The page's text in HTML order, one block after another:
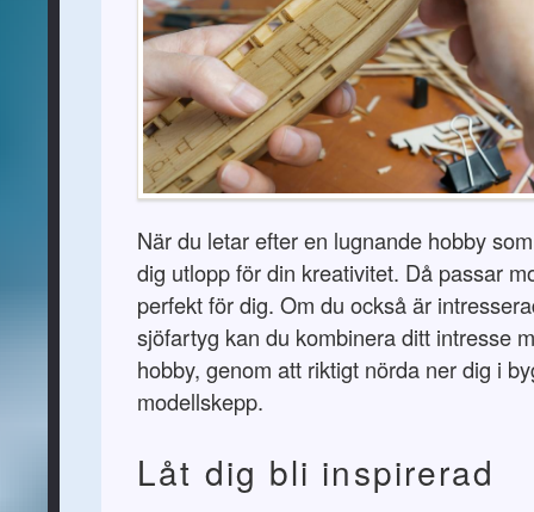
När du letar efter en lugnande hobby
dig utlopp för din kreativitet. Då passar
perfekt för dig. Om du också är
sjöfartyg kan du kombinera ditt intresse
hobby, genom att riktigt nörda ner dig i
modellskepp.
Låt dig bli inspirerad